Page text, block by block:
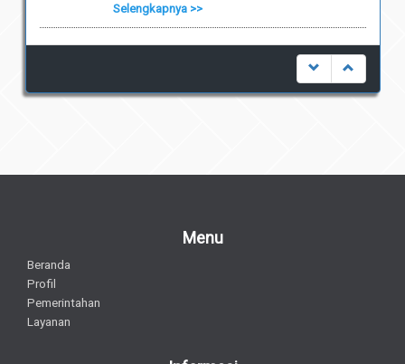
Selengkapnya >>
Menu
Beranda
Profil
Pemerintahan
Layanan